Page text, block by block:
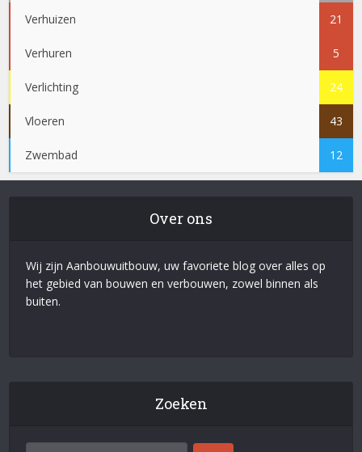
Verhuizen 21
Verhuren 5
Verlichting 24
Vloeren 43
Zwembad 12
Over ons
Wij zijn Aanbouwuitbouw, uw favoriete blog over alles op
het gebied van bouwen en verbouwen, zowel binnen als
buiten.
Zoeken